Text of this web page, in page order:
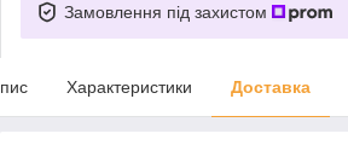
Замовлення під захистом
Характеристики Доставка